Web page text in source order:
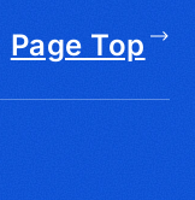
Page Top